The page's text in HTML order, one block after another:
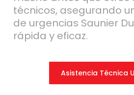
técnicos, asegurando
de urgencias Saunier
rápida y eficaz.
Asistencia Técnica